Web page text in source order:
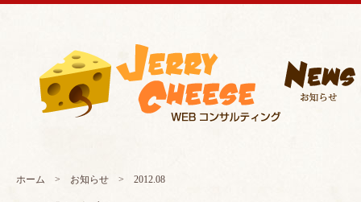
ホーム > お知らせ> 2012.08